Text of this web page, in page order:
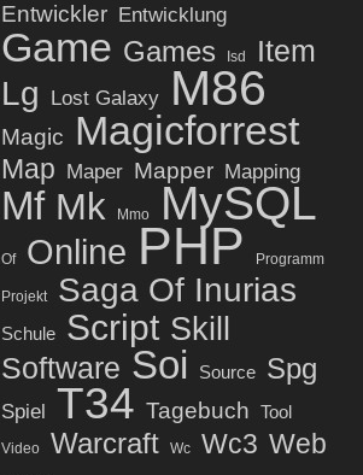
Entwickler Entwicklung
Game Games Isd Item
Lg Lost Galaxy M86
Magic Magicforrest
Map Maper Mapper Mapping
Mf Mk Mmo MySQL
Of Online PHP Programm
Projekt Saga Of Inurias
Schule Script Skill
Software Soi Source Spg
Spiel T34 Tagebuch Tool
Video Warcraft Wc Wc3 Web